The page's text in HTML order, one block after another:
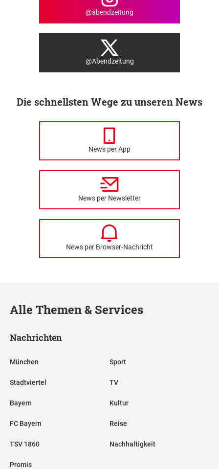
@abendzeitung
@Abendzeitung
Die schnellsten Wege zu unseren News
News per App
News per Newsletter
News per Browser-Nachricht
Alle Themen & Services
Nachrichten
München
Stadtviertel
Bayern
FC Bayern
TSV 1860
Promis
Sport
TV
Kultur
Reise
Nachhaltigkeit